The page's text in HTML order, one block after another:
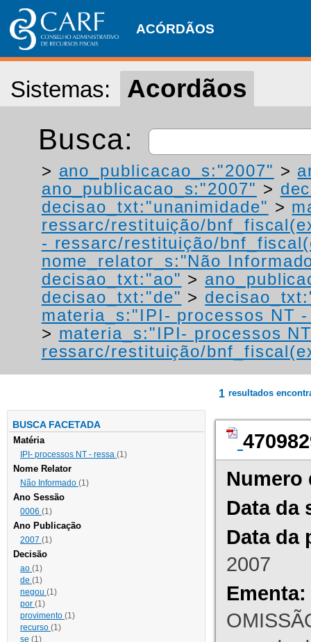
ACÓRDÃOS
Sistemas: Acordãos
Busca:
> ano_publicacao_s:"2007" >
ano_publicacao_s:"2007" >
decisao_txt:"unanimidade" >
ressarc/restituição/
- ressarc/restituição/
nome_relator_s:"Não
decisao_txt:"ao" >
decisao_txt:"de" >
materia_s:"IPI- processos NT
> materia_s:"IPI- processos
ressarc/restituição/
BUSCA FACETADA
Matéria
IPI- processos NT - ressa (1)
Nome Relator
Não Informado (1)
Ano Sessão
0006 (1)
Ano Publicação
2007 (1)
Decisão
ao (1)
de (1)
negou (1)
por (1)
provimento (1)
recurso (1)
se (1)
1 resultados
Numero
Data da
Data da
2007
Ementa: